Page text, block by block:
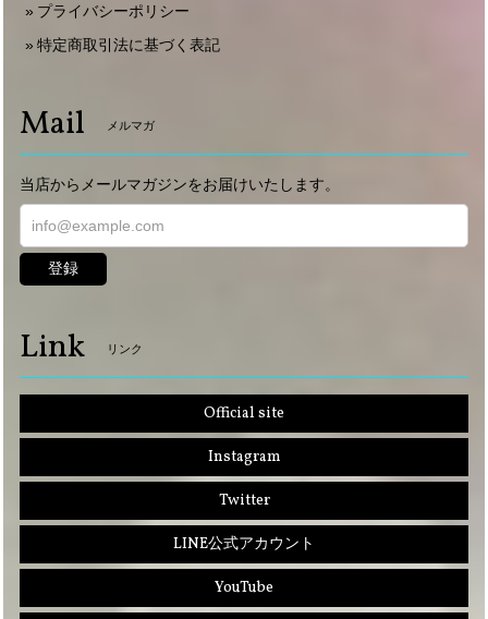
プライバシーポリシー
特定商取引法に基づく表記
Mail メルマガ
当店からメールマガジンをお届けいたします。
登録
Link リンク
Official site
Instagram
Twitter
LINE公式アカウント
YouTube